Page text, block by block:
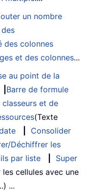
un nombre
des colonnes
et des colonnes...
au point de la
Barre de formule
et de
(Texte
Consolider
Déchiffrer les
par liste
Super
les cellules avec une
...